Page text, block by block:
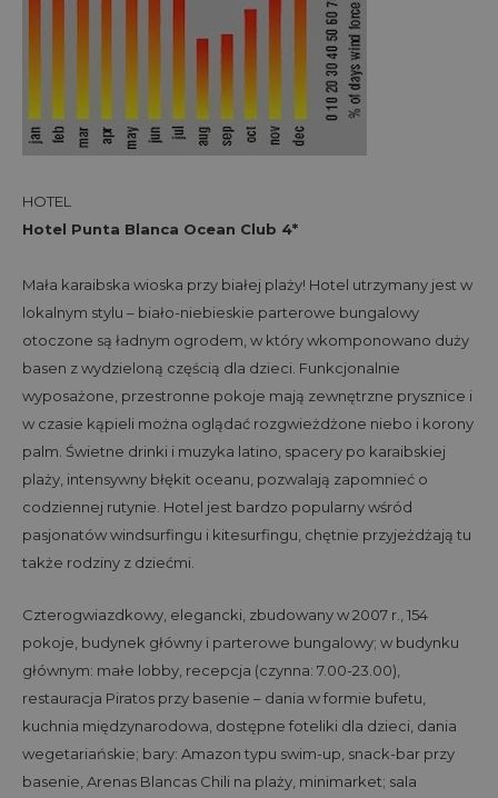
HOTEL
Hotel Punta Blanca Ocean Club 4*
Mała karaibska wioska przy białej plaży! Hotel utrzymany jest w
lokalnym stylu – biało-niebieskie parterowe bungalowy
otoczone są ładnym ogrodem, w który wkomponowano duży
basen z wydzieloną częścią dla dzieci. Funkcjonalnie
wyposażone, przestronne pokoje mają zewnętrzne prysznice i
w czasie kąpieli można oglądać rozgwieżdżone niebo i korony
palm. Świetne drinki i muzyka latino, spacery po karaibskiej
plaży, intensywny błękit oceanu, pozwalają zapomnieć o
codziennej rutynie. Hotel jest bardzo popularny wśród
pasjonatów windsurfingu i kitesurfingu, chętnie przyjeżdżają tu
także rodziny z dziećmi.
Czterogwiazdkowy, elegancki, zbudowany w 2007 r., 154
pokoje, budynek główny i parterowe bungalowy; w budynku
głównym: małe lobby, recepcja (czynna: 7.00-23.00),
restauracja Piratos przy basenie – dania w formie bufetu,
kuchnia międzynarodowa, dostępne foteliki dla dzieci, dania
wegetariańskie; bary: Amazon typu swim-up, snack-bar przy
basenie, Arenas Blancas Chili na plaży, minimarket; sala